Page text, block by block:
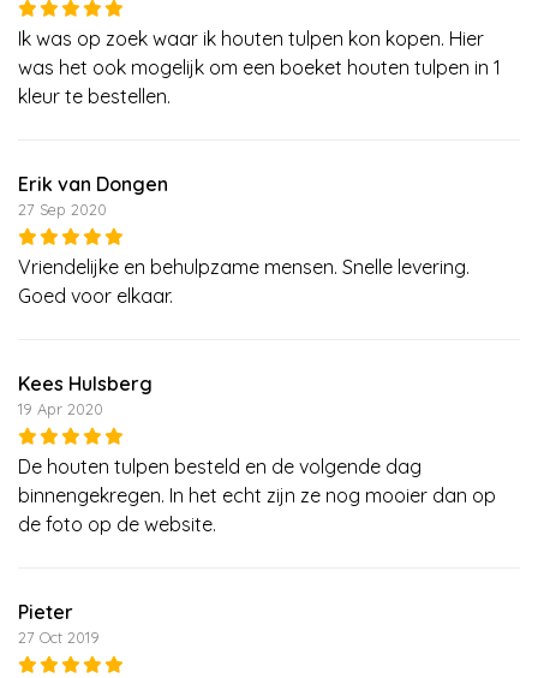
Ik was op zoek waar ik houten tulpen kon kopen. Hier
was het ook mogelijk om een boeket houten tulpen in 1
kleur te bestellen.
Erik van Dongen
27 Sep 2020
Vriendelijke en behulpzame mensen. Snelle levering.
Goed voor elkaar.
Kees Hulsberg
19 Apr 2020
De houten tulpen besteld en de volgende dag
binnengekregen. In het echt zijn ze nog mooier dan op
de foto op de website.
Pieter
27 Oct 2019